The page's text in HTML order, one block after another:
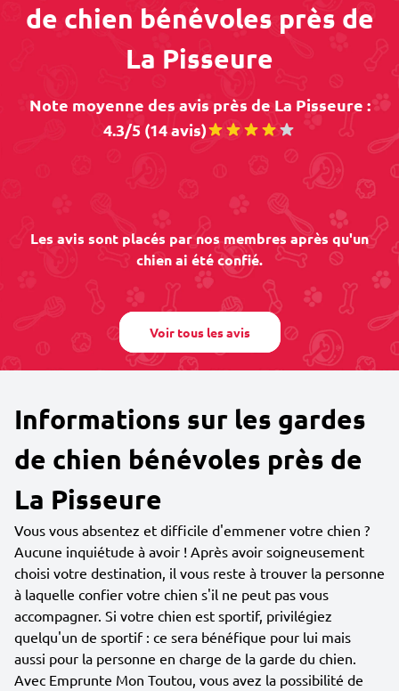
de chien bénévoles près de
La Pisseure
Note moyenne des avis près de La Pisseure :
4.3/5 (14 avis)
Les avis sont placés par nos membres après qu'un
chien ai été confié.
Voir tous les avis
Informations sur les gardes
de chien bénévoles près de
La Pisseure
Vous vous absentez et difficile d'emmener votre chien ?
Aucune inquiétude à avoir ! Après avoir soigneusement
choisi votre destination, il vous reste à trouver la personne
à laquelle confier votre chien s'il ne peut pas vous
accompagner. Si votre chien est sportif, privilégiez
quelqu'un de sportif : ce sera bénéfique pour lui mais
aussi pour la personne en charge de la garde du chien.
Avec Emprunte Mon Toutou, vous avez la possibilité de